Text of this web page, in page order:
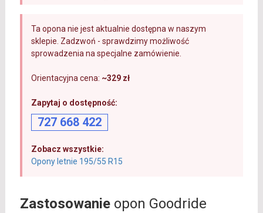
Ta opona nie jest aktualnie dostępna w naszym
sklepie. Zadzwoń - sprawdzimy możliwość
sprowadzenia na specjalne zamówienie.
Orientacyjna cena: ~329 zł
Zapytaj o dostępność:
727 668 422
Zobacz wszystkie:
Opony letnie 195/55 R15
Zastosowanieopon Goodride